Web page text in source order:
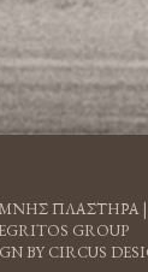
ΠΛΑΣΤΗΡΑ |
GROUP
BY CIRCUS